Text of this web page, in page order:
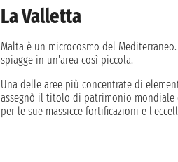
La Valletta
Malta è un microcosmo del
spiagge in un'area così piccola.
Una delle aree più concentrate di
assegnò il titolo di patrimonio mondiale
per le sue massicce fortificazioni e